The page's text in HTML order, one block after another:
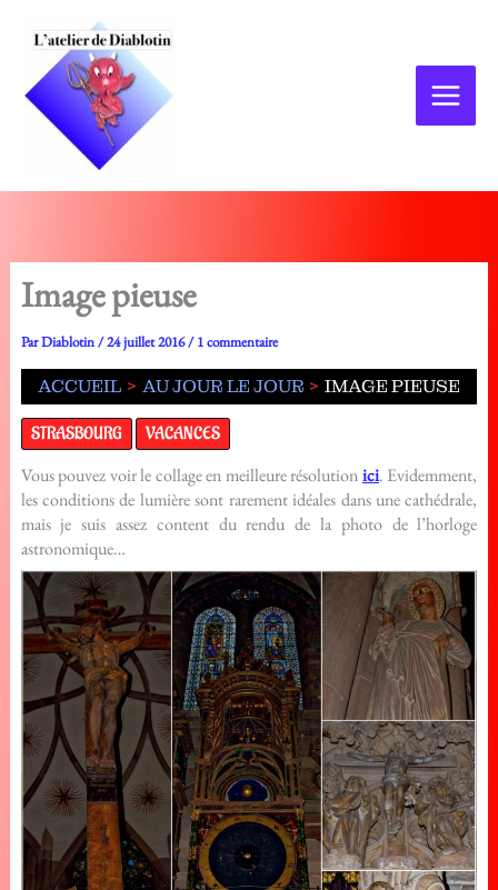
contenu
Image pieuse
ParDiablotin/24 juillet 2016/1 commentaire
ACCUEIL AU JOUR LE JOUR IMAGE PIEUSE
STRASBOURG VACANCES
Vous pouvez voir le collage en meilleure résolutionici. Evidemment,
les conditions de lumière sont rarement idéales dans une cathédrale,
mais je suis assez content du rendu de la photo de l’horloge
astronomique…